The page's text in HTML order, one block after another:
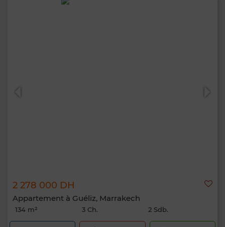
2 278 000 DH
Appartement à Guéliz, Marrakech
134 m² 3 Ch. 2 Sdb.